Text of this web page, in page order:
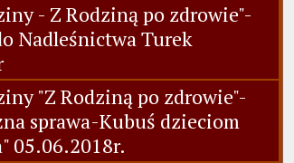
- Z Rodziną po zdrowie"-
Nadleśnictwa Turek
"Z Rodziną po zdrowie"-
sprawa-Kubuś dzieciom
05.06.2018r.